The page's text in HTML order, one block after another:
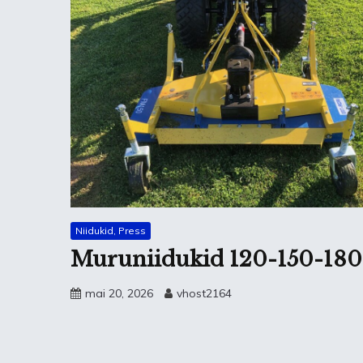
Niidukid, Press
Muruniidukid 120-150-
mai 20, 2026 vhost2164